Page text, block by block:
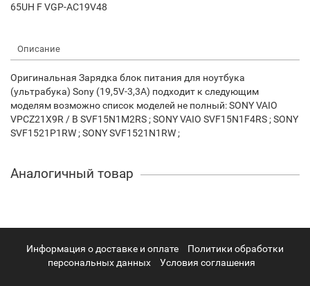
65UH F VGP-AC19V48
Описание
Оригинальная Зарядка блок питания для ноутбука
(ультрабука) Sony (19,5V-3,3A) подходит к следующим
моделям возможно список моделей не полный: SONY VAIO
VPCZ21X9R / B SVF15N1M2RS ; SONY VAIO SVF15N1F4RS ; SONY
SVF1521P1RW ; SONY SVF1521N1RW ;
Аналогичный товар
Информация о доставке и оплате
Политики обработки
персональных данных
Условия соглашения